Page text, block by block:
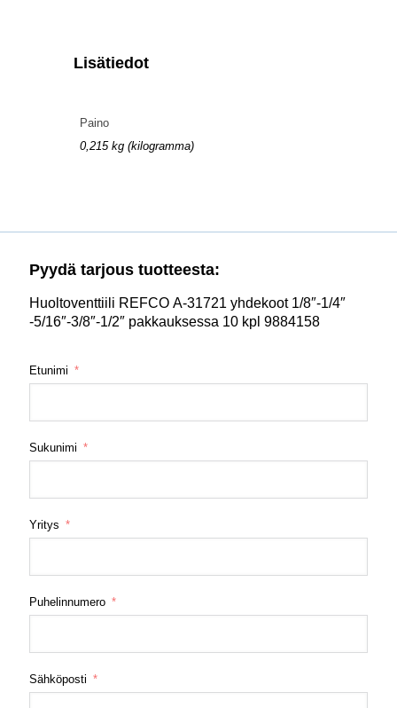
Lisätiedot
Paino
0,215 kg (kilogramma)
Pyydä tarjous tuotteesta:
Huoltoventtiili REFCO A-31721 yhdekoot 1/8″-1/4″
-5/16″-3/8″-1/2″ pakkauksessa 10 kpl 9884158
Etunimi
Sukunimi
Yritys
Puhelinnumero
Sähköposti